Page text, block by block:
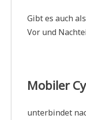
Gibt es auch
Vor und
Mobiler
unterbindet